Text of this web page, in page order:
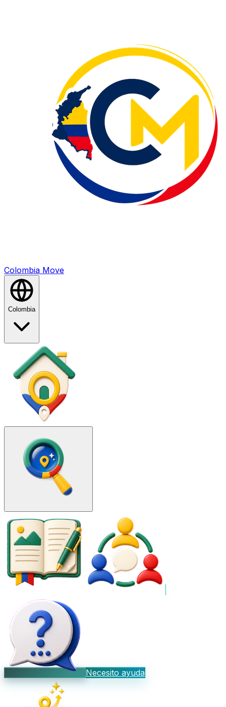
Colombia Move
Colombia
Necesito ayuda